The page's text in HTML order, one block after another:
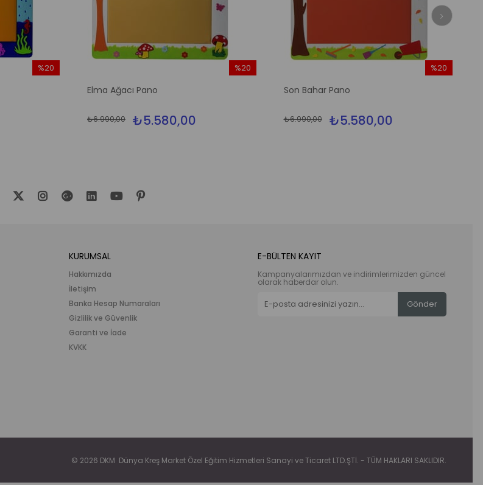
%20
Elma Ağacı Pano
₺5.580,00
₺6.990,00
%20
Son Bahar Pano
₺5.580,00
₺6.990,00
%20
KURUMSAL
Hakkımızda
İletişim
Banka Hesap Numaraları
Gizlilik ve Güvenlik
Garanti ve İade
KVKK
E-BÜLTEN KAYIT
Kampanyalarımızdan ve indirimlerimizden güncel
olarak haberdar olun.
Gönder
© 2026 DKM Dünya Kreş Market Özel Eğitim Hizmetleri Sanayi ve Ticaret LTD.ŞTİ. - TÜM HAKLARI SAKLIDIR.